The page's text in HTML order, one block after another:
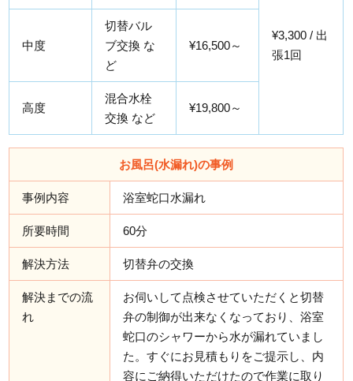
¥3,300 / 出
張1回
中度
切替バル
ブ交換 な
ど
¥16,500～
高度
混合水栓
交換 など
¥19,800～
お風呂(水漏れ)の事例
事例内容 浴室蛇口水漏れ
所要時間 60分
解決方法 切替弁の交換
解決までの流
れ
お伺いして点検させていただくと切替
弁の制御が出来なくなっており、浴室
蛇口のシャワーから水が漏れていまし
た。すぐにお見積もりをご提示し、内
容にご納得いただけたので作業に取り